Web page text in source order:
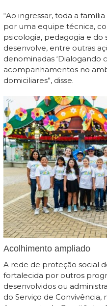
“Ao ingressar, toda a
por uma equipe técnica,
psicologia, pedagogia e do
desenvolve, entre outras
denominadas ‘Dialogando
acompanhamentos no
domiciliares”, disse.
Acolhimento ampliado
A rede de proteção social
fortalecida por outros
desenvolvidos ou
do Serviço de Convivência,